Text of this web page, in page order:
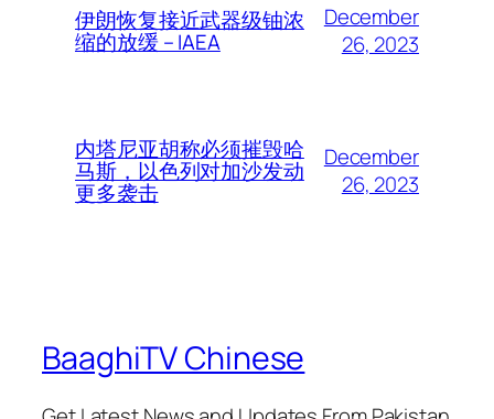
伊朗恢复接近武器级铀浓
缩的放缓 – IAEA
December
26, 2023
内塔尼亚胡称必须摧毁哈
马斯，以色列对加沙发动
更多袭击
December
26, 2023
BaaghiTV Chinese